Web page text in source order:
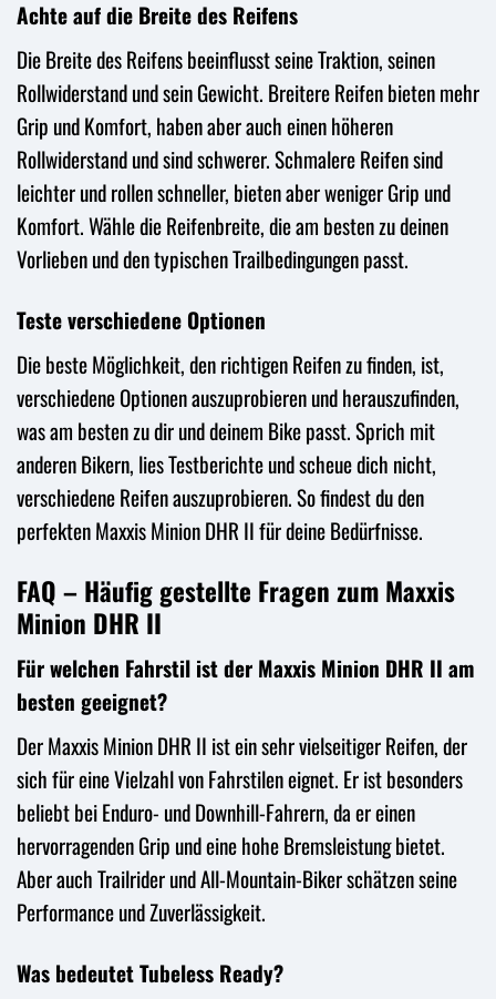
Achte auf die Breite des Reifens
Die Breite des Reifens beeinflusst seine Traktion, seinen
Rollwiderstand und sein Gewicht. Breitere Reifen bieten mehr
Grip und Komfort, haben aber auch einen höheren
Rollwiderstand und sind schwerer. Schmalere Reifen sind
leichter und rollen schneller, bieten aber weniger Grip und
Komfort. Wähle die Reifenbreite, die am besten zu deinen
Vorlieben und den typischen Trailbedingungen passt.
Teste verschiedene Optionen
Die beste Möglichkeit, den richtigen Reifen zu finden, ist,
verschiedene Optionen auszuprobieren und herauszufinden,
was am besten zu dir und deinem Bike passt. Sprich mit
anderen Bikern, lies Testberichte und scheue dich nicht,
verschiedene Reifen auszuprobieren. So findest du den
perfekten Maxxis Minion DHR II für deine Bedürfnisse.
FAQ – Häufig gestellte Fragen zum Maxxis
Minion DHR II
Für welchen Fahrstil ist der Maxxis Minion DHR II am
besten geeignet?
Der Maxxis Minion DHR II ist ein sehr vielseitiger Reifen, der
sich für eine Vielzahl von Fahrstilen eignet. Er ist besonders
beliebt bei Enduro- und Downhill-Fahrern, da er einen
hervorragenden Grip und eine hohe Bremsleistung bietet.
Aber auch Trailrider und All-Mountain-Biker schätzen seine
Performance und Zuverlässigkeit.
Was bedeutet Tubeless Ready?